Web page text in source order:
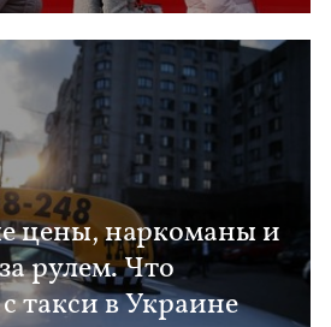
цены, наркоманы и
рулем. Что
такси в Украине